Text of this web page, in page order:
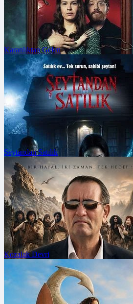
FRAGMANA GİT
Vizyon Tarihi: 7 Ağustos 2026
FRAGMANA GİT
Vizyon Tarihi: 7 Ağustos 2026
Karanlıktan Gelen
FRAGMANA GİT
Vizyon Tarihi: 7 Ağustos 2026
Şeytandan Satılık
Kozalak Devri